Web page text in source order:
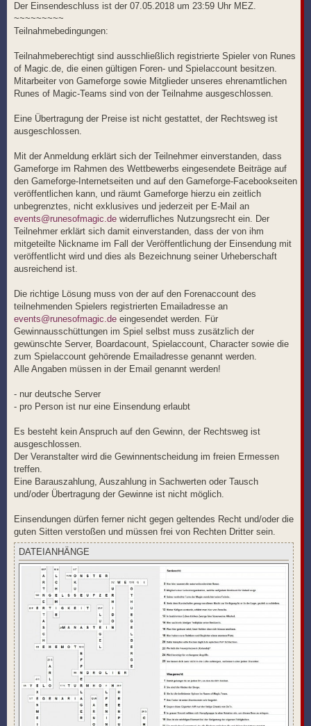
Der Einsendeschluss ist der 07.05.2018 um 23:59 Uhr MEZ.
~~~~~~~~~
Teilnahmebedingungen:
Teilnahmeberechtigt sind ausschließlich registrierte Spieler von Runes
of Magic.de, die einen gültigen Foren- und Spielaccount besitzen.
Mitarbeiter von Gameforge sowie Mitglieder unseres ehrenamtlichen
Runes of Magic-Teams sind von der Teilnahme ausgeschlossen.
Eine Übertragung der Preise ist nicht gestattet, der Rechtsweg ist
ausgeschlossen.
Mit der Anmeldung erklärt sich der Teilnehmer einverstanden, dass
Gameforge im Rahmen des Wettbewerbs eingesendete Beiträge auf
den Gameforge-Internetseiten und auf den Gameforge-Facebookseiten
veröffentlichen kann, und räumt Gameforge hierzu ein zeitlich
unbegrenztes, nicht exklusives und jederzeit per E-Mail an
events@runesofmagic.de widerrufliches Nutzungsrecht ein. Der
Teilnehmer erklärt sich damit einverstanden, dass der von ihm
mitgeteilte Nickname im Fall der Veröffentlichung der Einsendung mit
veröffentlicht wird und dies als Bezeichnung seiner Urheberschaft
ausreichend ist.
Die richtige Lösung muss von der auf den Forenaccount des
teilnehmenden Spielers registrierten Emailadresse an
events@runesofmagic.de eingesendet werden. Für
Gewinnausschüttungen im Spiel selbst muss zusätzlich der
gewünschte Server, Boardacount, Spielaccount, Character sowie die
zum Spielaccount gehörende Emailadresse genannt werden.
Alle Angaben müssen in der Email genannt werden!
- nur deutsche Server
- pro Person ist nur eine Einsendung erlaubt
Es besteht kein Anspruch auf den Gewinn, der Rechtsweg ist
ausgeschlossen.
Der Veranstalter wird die Gewinnentscheidung im freien Ermessen
treffen.
Eine Barauszahlung, Auszahlung in Sachwerten oder Tausch
und/oder Übertragung der Gewinne ist nicht möglich.
Einsendungen dürfen ferner nicht gegen geltendes Recht und/oder die
guten Sitten verstoßen und müssen frei von Rechten Dritter sein.
DATEIANHÄNGE